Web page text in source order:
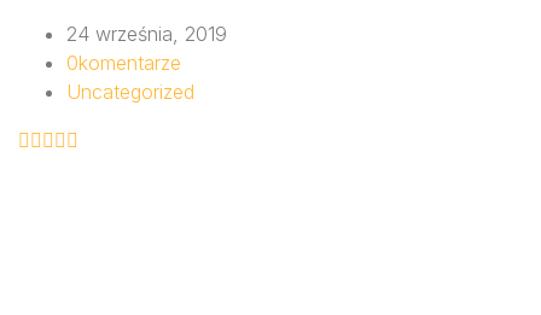
24 września, 2019
0komentarze
Uncategorized